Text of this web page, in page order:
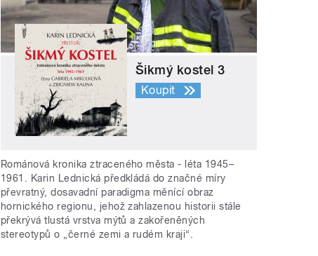
Šikmý kostel 3
Koupit
Románová kronika ztraceného města - léta 1945–
1961. Karin Lednická předkládá do značné míry
převratný, dosavadní paradigma měnící obraz
hornického regionu, jehož zahlazenou historii stále
překrývá tlustá vrstva mýtů a zakořeněných
stereotypů o „černé zemi a rudém kraji“.